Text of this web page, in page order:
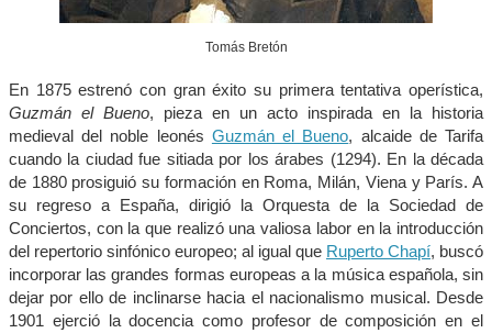
Tomás Bretón
En 1875 estrenó con gran éxito su primera tentativa operística,
Guzmán el Bueno, pieza en un acto inspirada en la historia
medieval del noble leonés Guzmán el Bueno, alcaide de Tarifa
cuando la ciudad fue sitiada por los árabes (1294). En la década
de 1880 prosiguió su formación en Roma, Milán, Viena y París. A
su regreso a España, dirigió la Orquesta de la Sociedad de
Conciertos, con la que realizó una valiosa labor en la introducción
del repertorio sinfónico europeo; al igual que Ruperto Chapí, buscó
incorporar las grandes formas europeas a la música española, sin
dejar por ello de inclinarse hacia el nacionalismo musical. Desde
1901 ejerció la docencia como profesor de composición en el